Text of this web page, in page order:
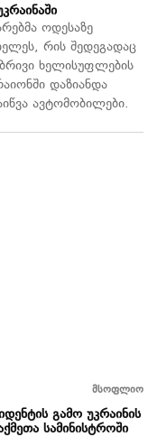
ოდესაზე
რის შედეგადაც
ხელისუფლების
დაზიანდა
ავტომობილები.
მსოფლიო
გამო უკრაინის
სამინისტროში